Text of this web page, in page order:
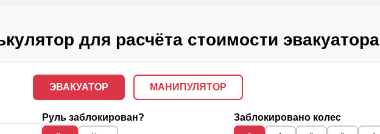
для расчёта стоимости эвакуатора
ЭВАКУАТОР МАНИПУЛЯТОР
Руль заблокирован? Заблокировано колес